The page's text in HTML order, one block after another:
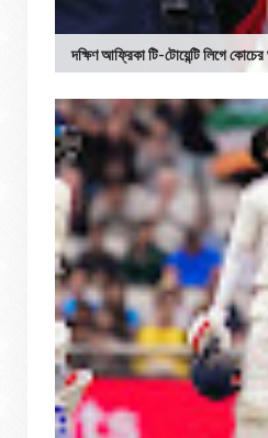
দক্ষিণ আফ্রিকা টি-টোয়েন্টি লিগে